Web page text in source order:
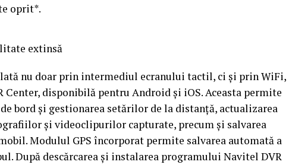
oprit*.
extinsă
nu doar prin intermediul ecranului tactil, ci și prin WiFi,
disponibilă pentru Android și iOS. Aceasta permite
bord și gestionarea setărilor de la distanță, actualizarea
și videoclipurilor capturate, precum și salvarea
Modulul GPS încorporat permite salvarea automată a
După descărcarea și instalarea programului Navitel DVR